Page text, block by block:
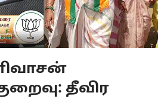
தீவிர